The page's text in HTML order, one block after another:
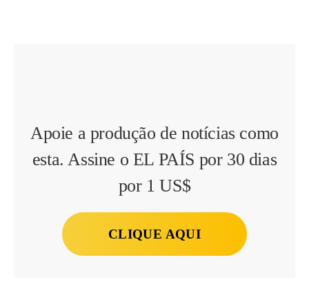
Apoie a produção de notícias como
esta. Assine o EL PAÍS por 30 dias
por 1 US$
CLIQUE AQUI